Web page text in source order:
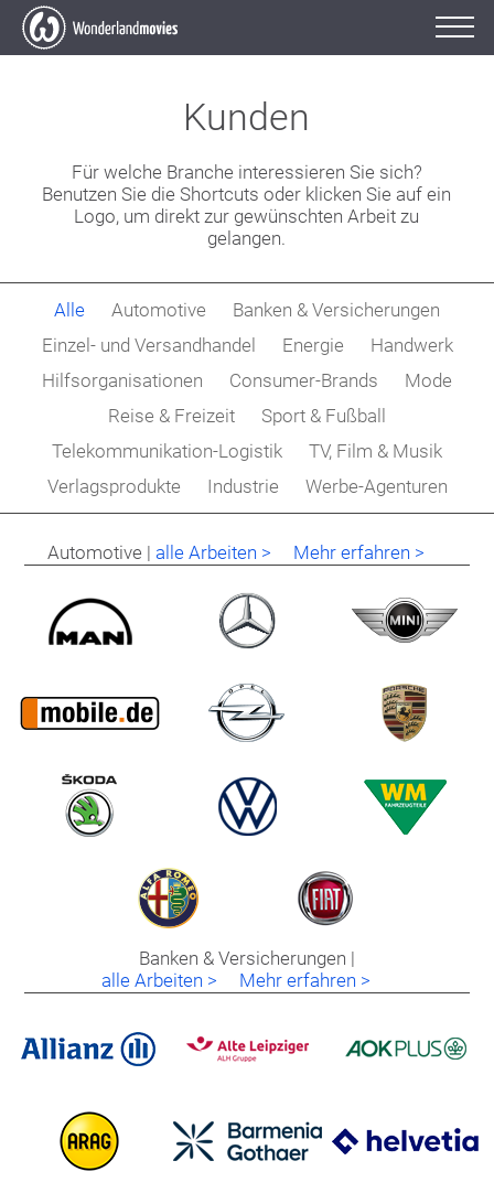
Kunden
Für welche Branche interessieren Sie sich?
Benutzen Sie die Shortcuts oder klicken Sie auf ein
Logo, um direkt zur gewünschten Arbeit zu
gelangen.
Alle Automotive
Banken & Versicherungen
Einzel- und Versandhandel
Energie
Handwerk
Hilfsorganisationen
Consumer-Brands
Mode
Reise & Freizeit
Sport & Fußball
Telekommunikation-Logistik
TV, Film & Musik
Verlagsprodukte
Industrie Werbe-Agenturen
Automotive | alle Arbeiten > Mehr erfahren >
Banken & Versicherungen |
alle Arbeiten >
Mehr erfahren >